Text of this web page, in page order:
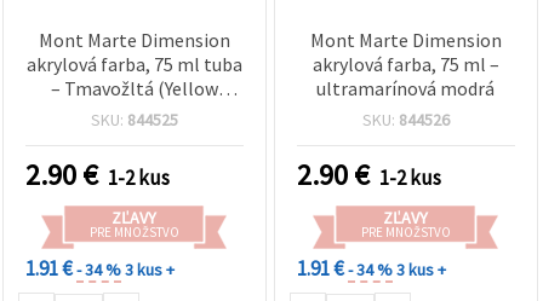
Mont Marte Dimension
akrylová farba, 75 ml tuba
– Tmavožltá (Yellow
Deep) | Akrylová farba
plátno, maľovanie a
kreatívne hobby/DIY
projekty
SKU: 844525
2.90€ 1-2 kus
ZĽAVY
PRE MNOŽSTVO
1.91 €- 34 %3 kus +
Mont Marte Dimension
akrylová farba, 75 ml –
ultramarínová modrá
SKU: 844526
2.90€ 1-2 kus
ZĽAVY
PRE MNOŽSTVO
1.91 €- 34 %3 kus +